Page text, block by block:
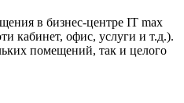
в бизнес-центре IT max
кабинет, офис, услуги и т.д.).
помещений, так и целого